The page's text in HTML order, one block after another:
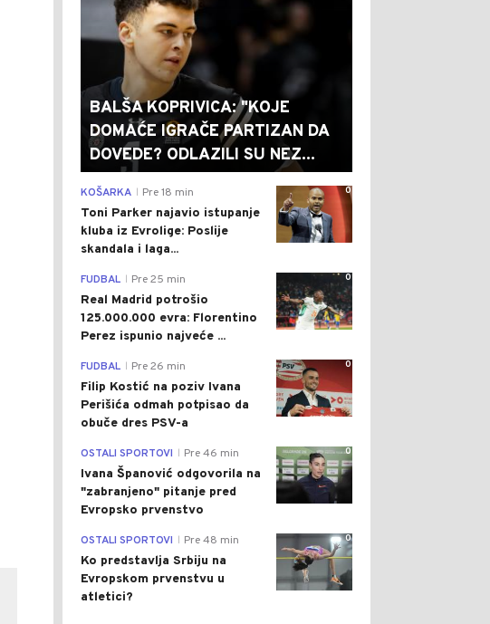
BALŠA KOPRIVICA: "KOJE
DOMAĆE IGRAČE PARTIZAN DA
DOVEDE? ODLAZILI SU NEZ...
0
KOŠARKA Pre 18 min
Toni Parker najavio istupanje
kluba iz Evrolige: Poslije
skandala i laga...
0
FUDBAL Pre 25 min
Real Madrid potrošio
125.000.000 evra: Florentino
Perez ispunio najveće ...
0
FUDBAL Pre 26 min
Filip Kostić na poziv Ivana
Perišića odmah potpisao da
obuče dres PSV-a
0
OSTALI SPORTOVI Pre 46 min
Ivana Španović odgovorila na
"zabranjeno" pitanje pred
Evropsko prvenstvo
0
OSTALI SPORTOVI Pre 48 min
Ko predstavlja Srbiju na
Evropskom prvenstvu u
atletici?